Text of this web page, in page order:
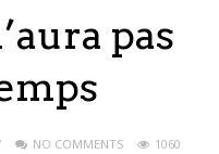
pas
NO COMMENTS
1060